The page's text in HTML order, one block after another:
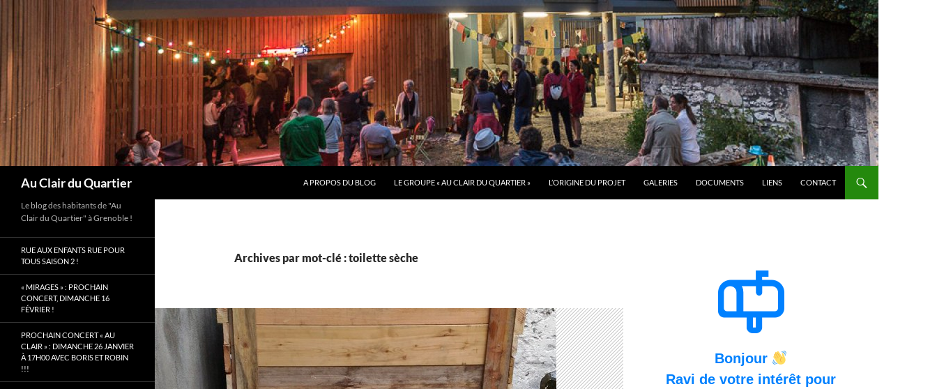
Au Clair du Quartier A PROPOS DU BLOG LE GROUPE « AU CLAIR DU QUARTIER » L’ORIGINE DU PROJET GALERIES DOCUMENTS LIENS CONTACT
Archives par mot-clé : toilette sèche
Bonjour
Ravi de votre intérêt pour
Le blog des habitants de "Au
Clair du Quartier" à Grenoble !
RUE AUX ENFANTS RUE POUR
TOUS SAISON 2 !
« MIRAGES » : PROCHAIN
CONCERT, DIMANCHE 16
FÉVRIER !
PROCHAIN CONCERT « AU
CLAIR » : DIMANCHE 26 JANVIER
À 17H00 AVEC BORIS ET ROBIN
!!!